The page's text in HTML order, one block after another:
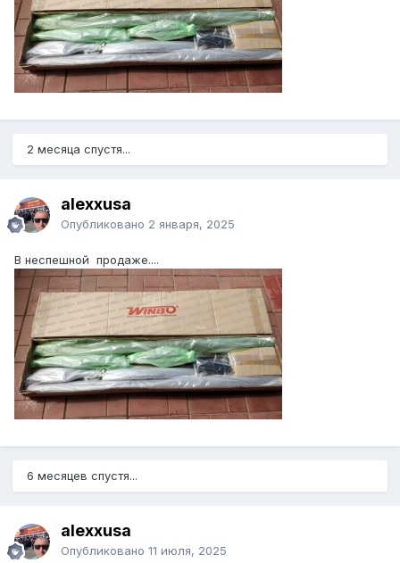
2 месяца спустя...
alexxusa
Опубликовано 2 января, 2025
В неспешной продаже....
6 месяцев спустя...
alexxusa
Опубликовано 11 июля, 2025